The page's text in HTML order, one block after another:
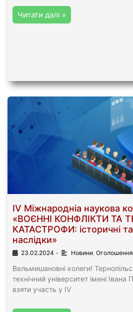
Читати далі »
ІV Міжнародніа наукова
«ВОЄННІ КОНФЛІКТИ ТА
КАТАСТРОФИ: історичні та
наслідки»
23.02.2024 • Новини, Оголошення
Вельмишановні колеги!
технічний університет імені
взяти участь у ІV